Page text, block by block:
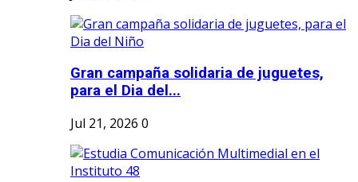
Gran campaña solidaria de juguetes,
para el Dia del...
Jul 21, 2026 0